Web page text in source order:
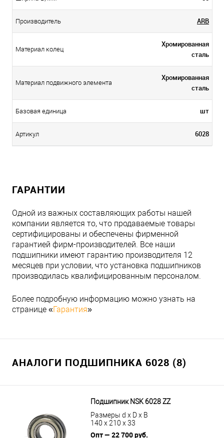
Производитель ARB
Материал колец
Хромированная
сталь
Материал подвижного элемента
Хромированная
сталь
Базовая единица шт
Артикул 6028
ГАРАНТИИ
Одной из важных составляющих работы нашей
компании является то, что продаваемые товары
сертифицированы и обеспечены фирменной
гарантией фирм-производителей. Все наши
подшипники имеют гарантию производителя 12
месяцев при условии, что установка подшипников
производилась квалифицированным персоналом.
Более подробную информацию можно узнать на
странице «Гарантия»
АНАЛОГИ ПОДШИПНИКА 6028 (8)
Подшипник NSK 6028 ZZ
Размеры d x D x B
140 x 210 x 33
Опт — 22 700 руб.